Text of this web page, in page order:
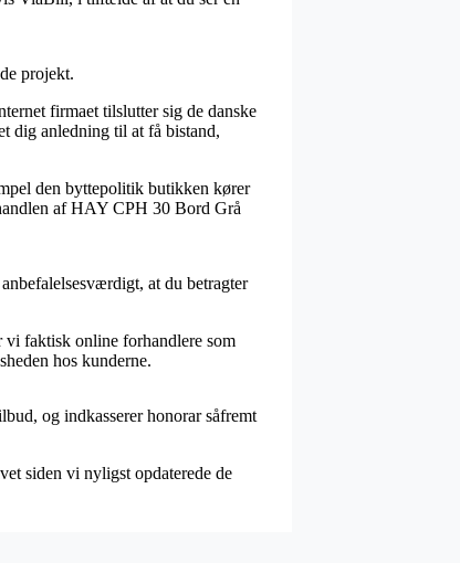
projekt.
firmaet tilslutter sig de danske
dig anledning til at få bistand,
den byttepolitik butikken kører
af HAY CPH 30 Bord Grå
at du betragter
faktisk online forhandlere som
hos kunderne.
og indkasserer honorar såfremt
siden vi nyligst opdaterede de